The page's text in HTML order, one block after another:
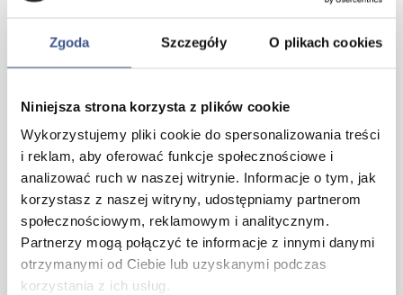
Zgoda Szczegóły O plikach cookies
Niniejsza strona korzysta z plików cookie
Wykorzystujemy pliki cookie do spersonalizowania treści
i reklam, aby oferować funkcje społecznościowe i
analizować ruch w naszej witrynie. Informacje o tym, jak
korzystasz z naszej witryny, udostępniamy partnerom
społecznościowym, reklamowym i analitycznym.
Partnerzy mogą połączyć te informacje z innymi danymi
otrzymanymi od Ciebie lub uzyskanymi podczas
korzystania z ich usług.